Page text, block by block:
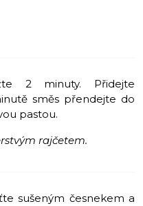
2 minuty. Přidejte
směs přendejte do
pastou.
rajčetem.
sušeným česnekem a